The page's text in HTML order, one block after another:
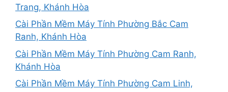
Trang, Khánh Hòa
Cài Phần Mềm Máy Tính Phường Bắc Cam
Ranh, Khánh Hòa
Cài Phần Mềm Máy Tính Phường Cam Ranh,
Khánh Hòa
Cài Phần Mềm Máy Tính Phường Cam Linh,